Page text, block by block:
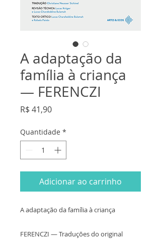
A adaptação da
família à criança
— FERENCZI
R$ 41,90Preço
Quantidade *
Adicionar ao carrinho
A adaptação da família à criança
FERENCZI — Traduções do original